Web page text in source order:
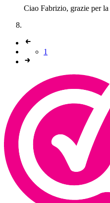
Ciao Fabrizio, grazie per
1